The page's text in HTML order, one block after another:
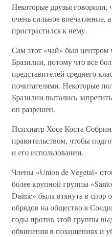
Некоторые друзья говорили,
очень сильное впечатление,
пристрастился к нему.
Сам этот «чай» был центром
Бразилии, потому что все
представителей среднего
почитателями. Некоторые
Бразилии пытались
он разрешен.
Психиатр Хосе Коста
правительством, чтобы
и его использовании.
Члены «Union de Vegetal»
более крупной группы
Daime» была втянута в спор
обрядов на общество в
годы против этой группы
обвинения в похищениях и